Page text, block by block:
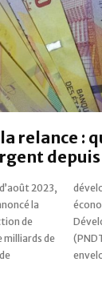
relance :
2023,
la
de
milliards de
relance
de
une